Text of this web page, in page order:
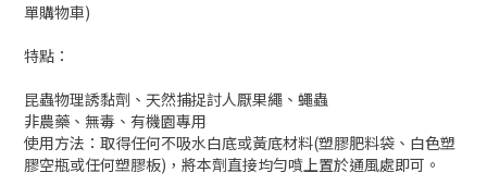
單購物車)
特點：
昆蟲物理誘黏劑、天然捕捉討人厭果繩、蠅蟲
非農藥、無毒、有機園專用
使用方法：取得任何不吸水白底或黃底材料(塑膠肥料袋、白色塑
膠空瓶或任何塑膠板)，將本劑直接均勻噴上置於通風處即可。